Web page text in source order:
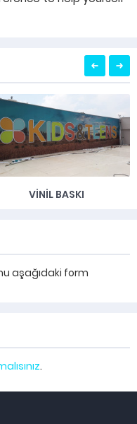
VINIL BASKI
aşağıdaki form
.